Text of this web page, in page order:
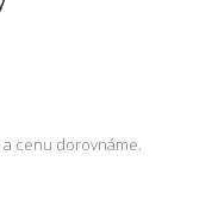
cenu dorovnáme.